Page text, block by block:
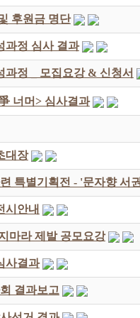
후원금 명단
과정 심사 결과
과정 _ 모집요강 & 신청서
너머> 심사결과
대장
특별기획전 - '문자향 서
시안내
마라 제발 공모요강
사결과
결과보고